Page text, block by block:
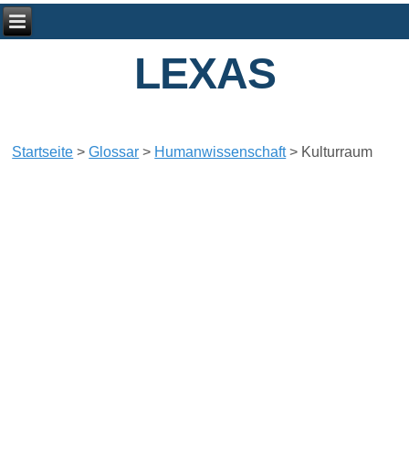
LEXAS
Startseite >Glossar > Humanwissenschaft> Kulturraum